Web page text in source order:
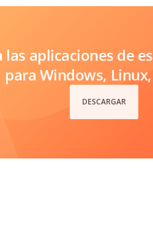
las aplicaciones de
para Windows,
DESCARGAR